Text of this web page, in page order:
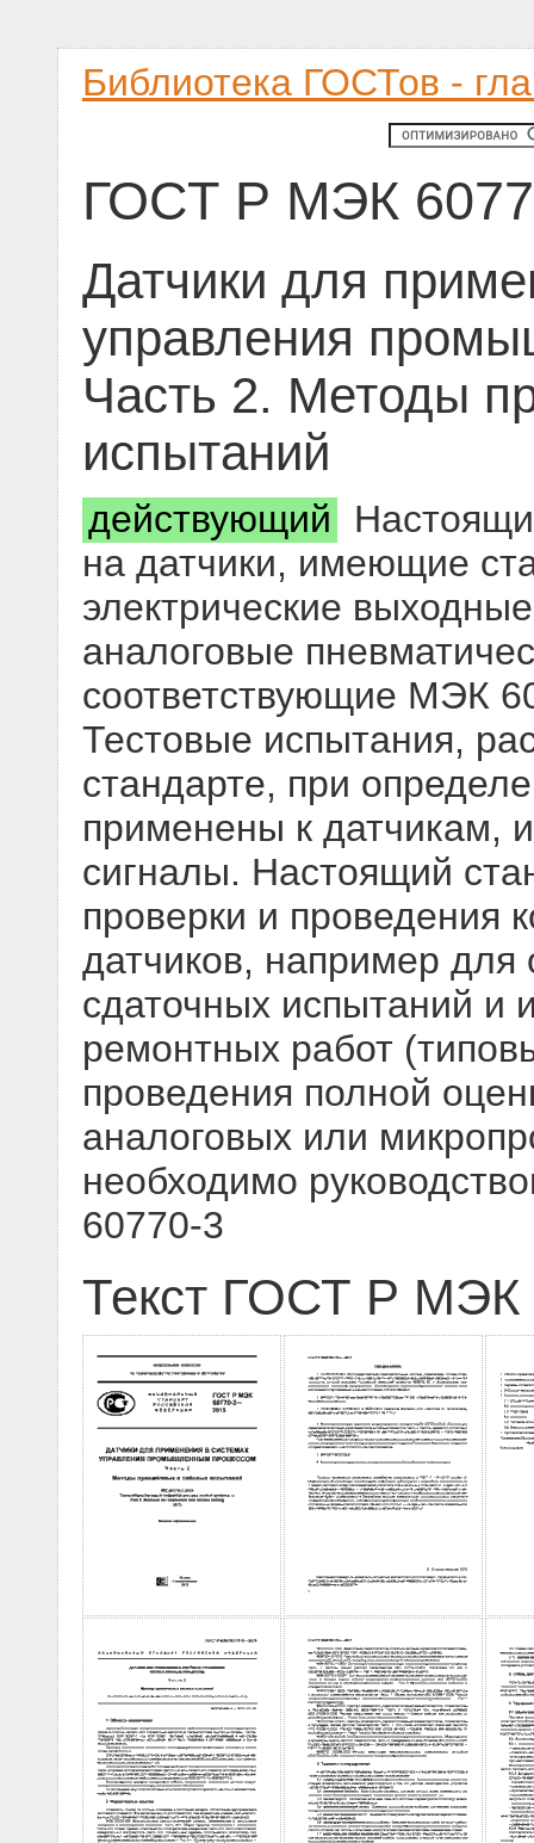
Библиотека ГОСТов -
ГОСТ Р МЭК
Датчики для
управления
Часть 2. Методы
испытаний
действующий
на датчики, имеющие
электрические
аналоговые
соответствующие МЭК
Тестовые испытания,
стандарте, при
применены к датчикам,
сигналы. Настоящий
проверки и проведения
датчиков, например для
сдаточных испытаний и
ремонтных работ
проведения полной
аналоговых или
необходимо
60770-3
Текст ГОСТ Р МЭК